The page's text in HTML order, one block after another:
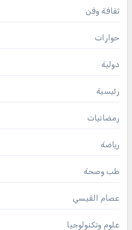
ثقافة وفن
حوارات
دولية
رئيسية
رمضانيات
رياضة
طب وصحة
عصام القيسي
علوم وتكنولوجيا